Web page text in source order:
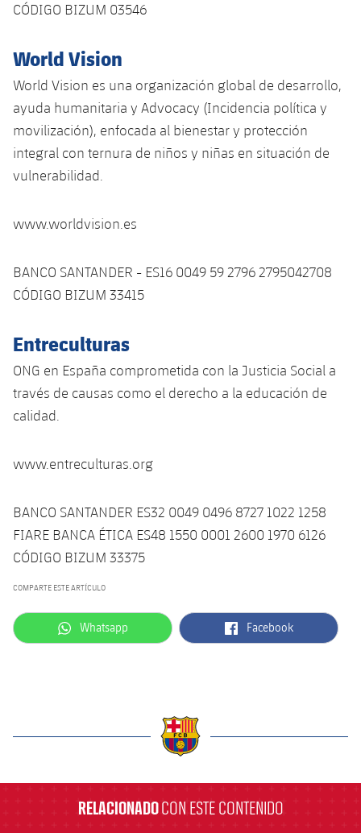
CÓDIGO BIZUM 03546
World Vision
World Vision es una organización global de desarrollo,
ayuda humanitaria y Advocacy (Incidencia política y
movilización), enfocada al bienestar y protección
integral con ternura de niños y niñas en situación de
vulnerabilidad.
www.worldvision.es
BANCO SANTANDER - ES16 0049 59 2796 2795042708
CÓDIGO BIZUM 33415
Entreculturas
ONG en España comprometida con la Justicia Social a
través de causas como el derecho a la educación de
calidad.
www.entreculturas.org
BANCO SANTANDER ES32 0049 0496 8727 1022 1258
FIARE BANCA ÉTICA ES48 1550 0001 2600 1970 6126
CÓDIGO BIZUM 33375
COMPARTE ESTE ARTÍCULO
label.aria.whatsapp
Whatsapp label.aria.facebook
Facebook
RELACIONADOCON ESTE CONTENIDO